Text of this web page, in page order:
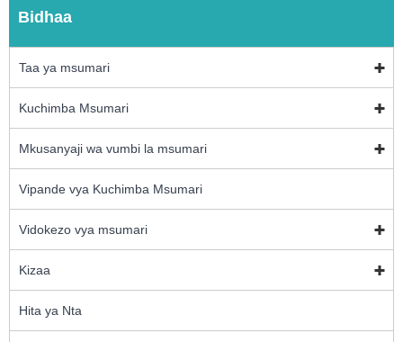
Bidhaa
Taa ya msumari
Kuchimba Msumari
Mkusanyaji wa vumbi la msumari
Vipande vya Kuchimba Msumari
Vidokezo vya msumari
Kizaa
Hita ya Nta